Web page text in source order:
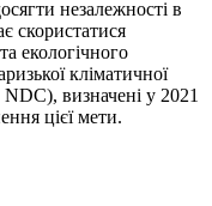
незалежності в
скористатися
екологічного
кліматичної
визначені у 2021
цієї мети.